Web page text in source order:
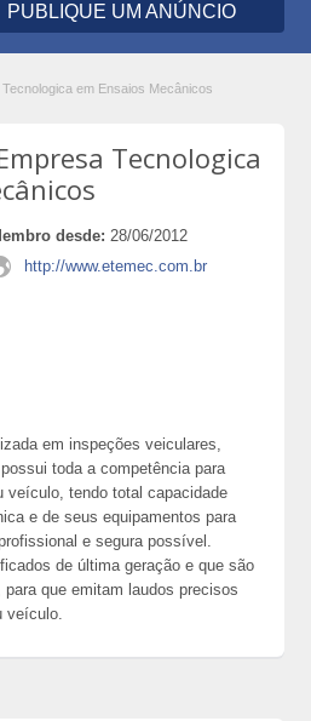
PUBLIQUE UM ANÚNCIO
em Ensaios Mecânicos
Tecnologica
desde: 28/06/2012
http://www.etemec.com.br
em inspeções veiculares,
toda a competência para
veículo, tendo total capacidade
e de seus equipamentos para
e segura possível.
de última geração e que são
que emitam laudos precisos
veículo.